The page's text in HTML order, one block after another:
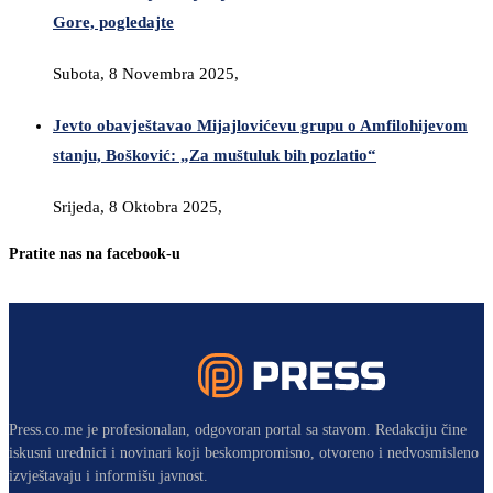
Gore, pogledajte
Subota, 8 Novembra 2025,
Jevto obavještavao Mijajlovićevu grupu o Amfilohijevom
stanju, Bošković: „Za muštuluk bih pozlatio“
Srijeda, 8 Oktobra 2025,
Pratite nas na facebook-u
Press.co.me je profesionalan, odgovoran portal sa stavom. Redakciju čine
iskusni urednici i novinari koji beskompromisno, otvoreno i nedvosmisleno
izvještavaju i informišu javnost.